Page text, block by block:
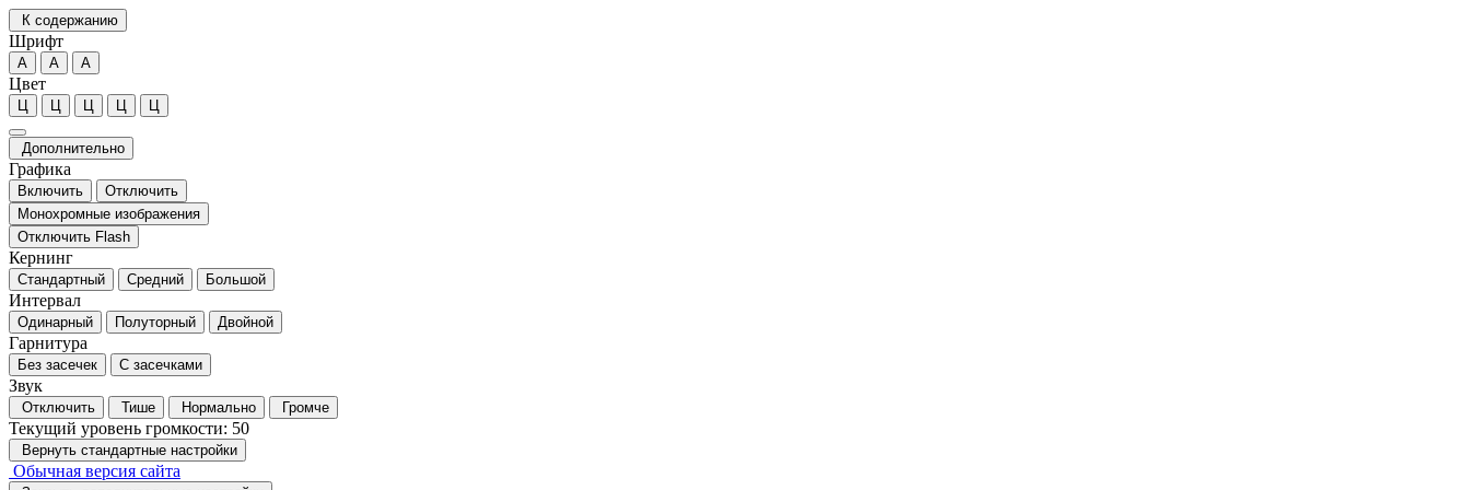
К содержанию
Шрифт
А А А
Цвет
Ц Ц Ц Ц Ц
Дополнительно
Графика
Включить
Отключить
Монохромные изображения
Отключить Flash
Кернинг
Стандартный Средний Большой
Интервал
Одинарный Полуторный Двойной
Гарнитура
Без засечек С засечками
Звук
Отключить Тише Нормально Громче
Текущий уровень громкости: 50
Вернуть стандартные настройки
Обычная версия сайта